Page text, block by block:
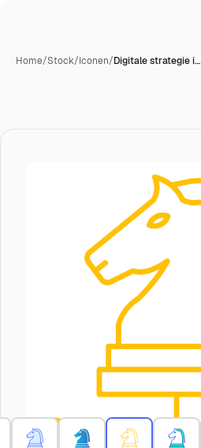
Home/Stock/Iconen/Digitale strategie i…